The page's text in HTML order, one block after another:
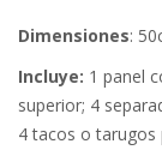
Dimensiones:
Incluye: 1 panel
superior; 4
4 tacos o tarugos